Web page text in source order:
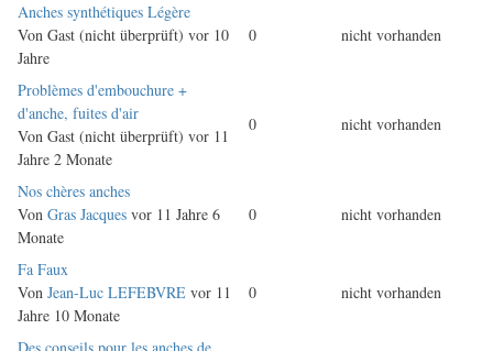
Normales
Thema
Anches synthétiques Légère
Von Gast (nicht überprüft) vor 10
Jahre
0 nicht vorhanden
Normales
Thema
Problèmes d'embouchure +
d'anche, fuites d'air
Von Gast (nicht überprüft) vor 11
Jahre 2 Monate
0 nicht vorhanden
Normales
Thema
Nos chères anches
Von Gras Jacques vor 11 Jahre 6
Monate
0 nicht vorhanden
Normales
Thema
Fa Faux
Von Jean-Luc LEFEBVRE vor 11
Jahre 10 Monate
0 nicht vorhanden